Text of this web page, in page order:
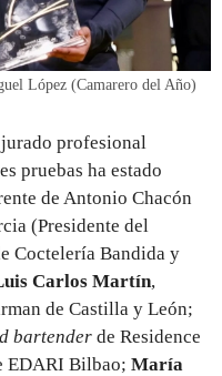
López (Camarero del Año)
profesional
pruebas ha estado
de Antonio Chacón
(Presidente del
Coctelería Bandida y
Carlos Martín,
de Castilla y León;
bartender de Residence
EDARI Bilbao; María